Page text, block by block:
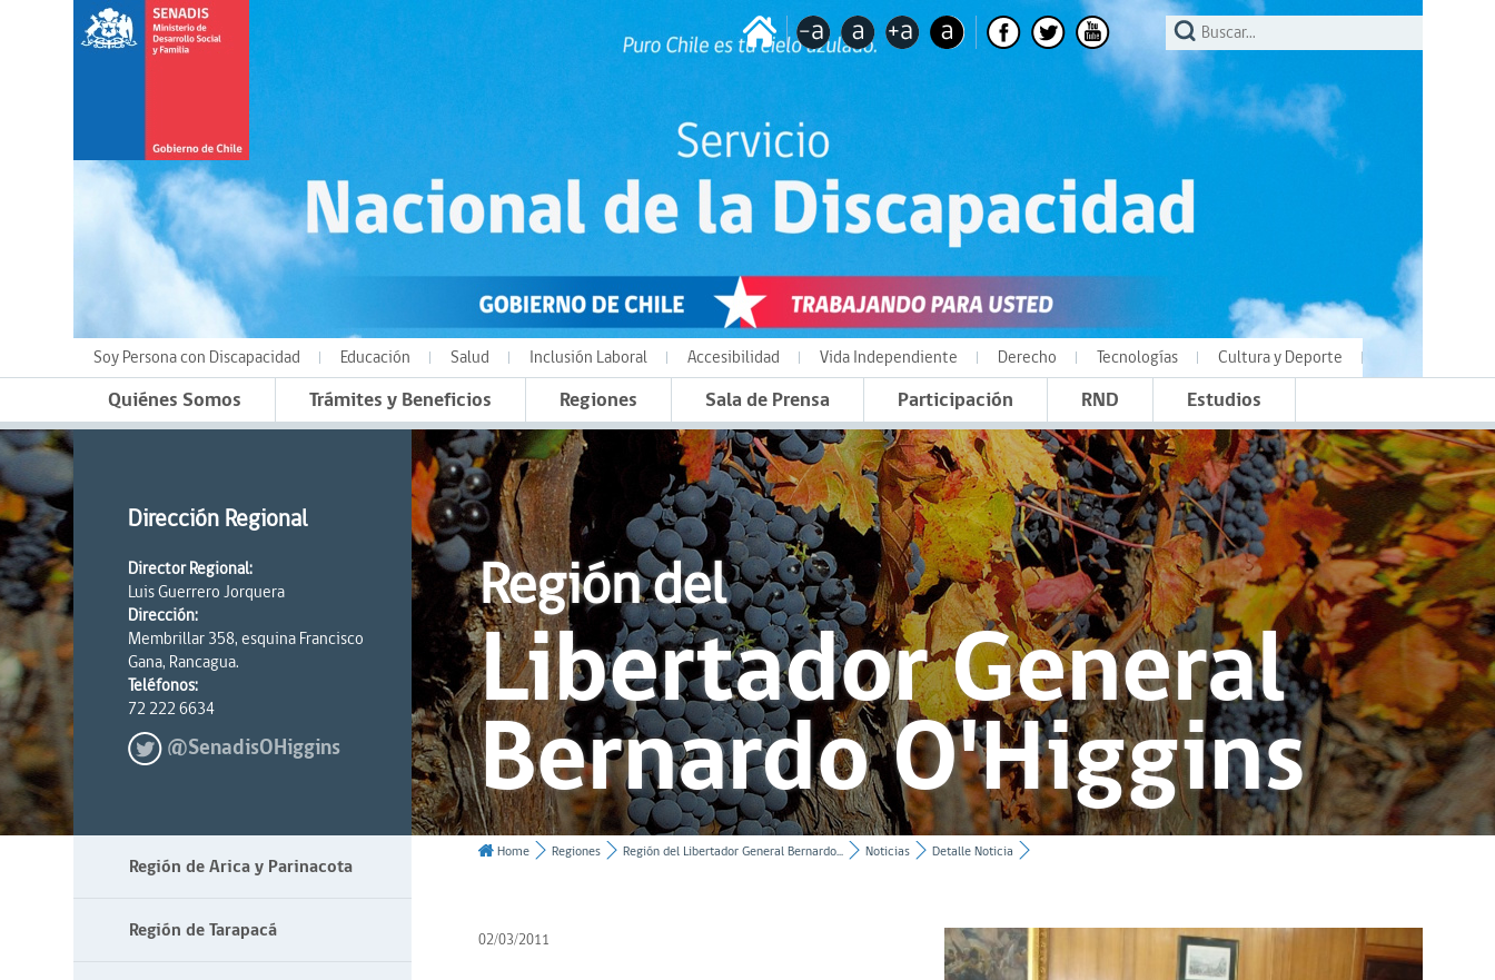
Soy Persona con Discapacidad Educación Salud Inclusión Laboral Accesibilidad Vida Independiente Derecho Tecnologías Cultura y Deporte
Quiénes Somos Trámites y Beneficios Regiones Sala de Prensa Participación RND Estudios
Dirección Regional
Director Regional:
Luis Guerrero Jorquera
Dirección:
Membrillar 358, esquina Francisco
Gana, Rancagua.
Teléfonos:
72 222 6634
@SenadisOHiggins
Región del
Libertador General
Bernardo O'Higgins
Región de Arica y Parinacota
Región de Tarapacá
Home Regiones Región del Libertador General Bernardo... Noticias Detalle Noticia
02/03/2011